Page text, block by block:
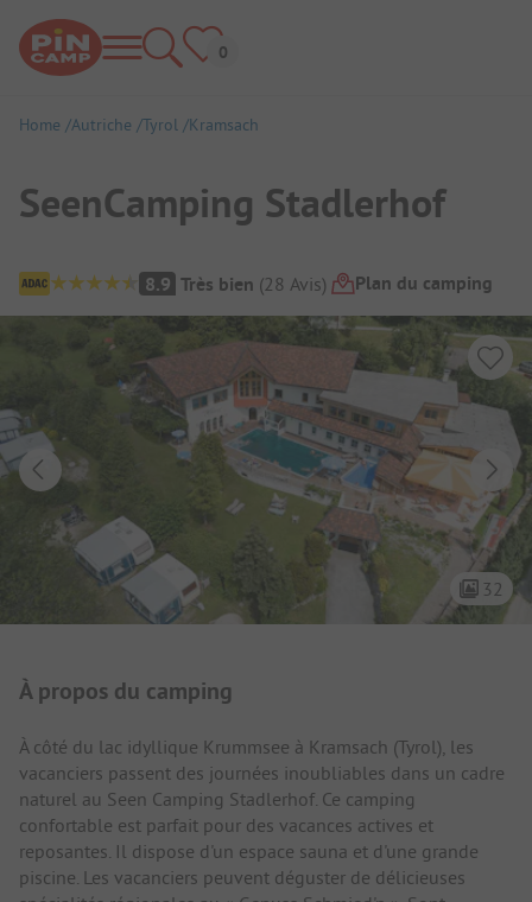
Home Autriche Tyrol Kramsach
SeenCamping Stadlerhof
Aperçu du camping
8.9 Très bien (28 Avis) Plan du camping
32
Présentation du camping
À propos du camping
À côté du lac idyllique Krummsee à Kramsach (Tyrol), les
vacanciers passent des journées inoubliables dans un cadre
naturel au Seen Camping Stadlerhof. Ce camping
confortable est parfait pour des vacances actives et
reposantes. Il dispose d'un espace sauna et d'une grande
piscine. Les vacanciers peuvent déguster de délicieuses